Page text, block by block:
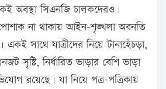
অবস্থা সিএনজি চালকদেরও।
পোশাক না থাকায় আইন-শৃঙ্খলা অবনতি
একই সাথে যাত্রীদের নিয়ে টানাহেঁচড়া,
সৃষ্টি, নির্ধারিত ভাড়ার বেশি ভাড়া
রয়েছে। যা নিয়ে পত্র-পত্রিকায়